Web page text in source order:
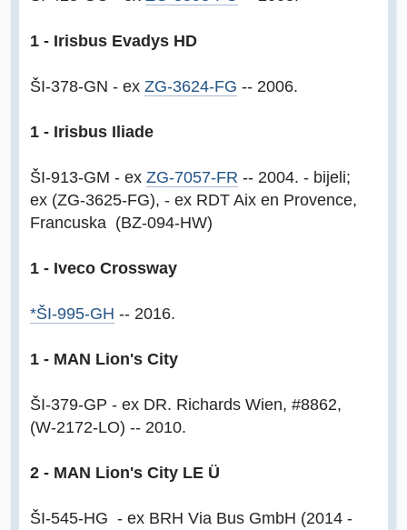
1 - Irisbus Evadys HD
ŠI-378-GN - ex ZG-3624-FG -- 2006.
1 - Irisbus Iliade
ŠI-913-GM - ex ZG-7057-FR -- 2004. - bijeli;
ex (ZG-3625-FG), - ex RDT Aix en Provence,
Francuska (BZ-094-HW)
1 - Iveco Crossway
*ŠI-995-GH -- 2016.
1 - MAN Lion's City
ŠI-379-GP - ex DR. Richards Wien, #8862,
(W-2172-LO) -- 2010.
2 - MAN Lion's City LE Ü
ŠI-545-HG - ex BRH Via Bus GmbH (2014 -